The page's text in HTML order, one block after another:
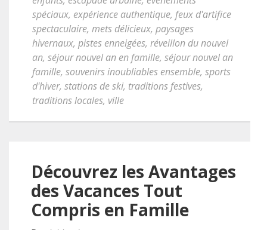
spéciaux, expérience authentique, feux d'artifice
spectaculaire, mets délicieux, paysages
hivernaux, pistes enneigées, réveillon du nouvel
an, séjour nouvel an en famille, séjour nouvel an
famille, souvenirs inoubliables ensemble, sports
d'hiver, stations de ski, traditions festives,
traditions locales, ville
Découvrez les Avantages
des Vacances Tout
Compris en Famille